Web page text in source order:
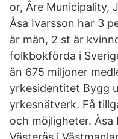
or, Åre Municipality,
Åsa Ivarsson har 3
är män, 2 st är
folkbokförda i
än 675 miljoner
yrkesidentitet Bygg
yrkesnätverk. Få
och möjligheter.